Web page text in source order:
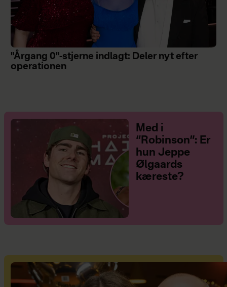
"Årgang 0"-stjerne indlagt: Deler nyt efter
operationen
Med i
“Robinson”: Er
hun Jeppe
Ølgaards
kæreste?